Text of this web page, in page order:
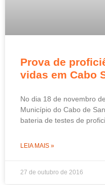
Prova de
vidas em Cabo
No dia 18 de novembro
Município do Cabo de
bateria de testes de
LEIA MAIS »
27 de outubro de 2016